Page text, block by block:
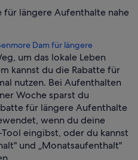
für längere Aufenthalte nahe
Dam für längere
um das lokale Leben
kannst du die Rabatte für
nutzen. Bei Aufenthalten
Woche sparst du
für längere Aufenthalte
wenn du deine
eingibst, oder du kannst
und „Monatsaufenthalt"